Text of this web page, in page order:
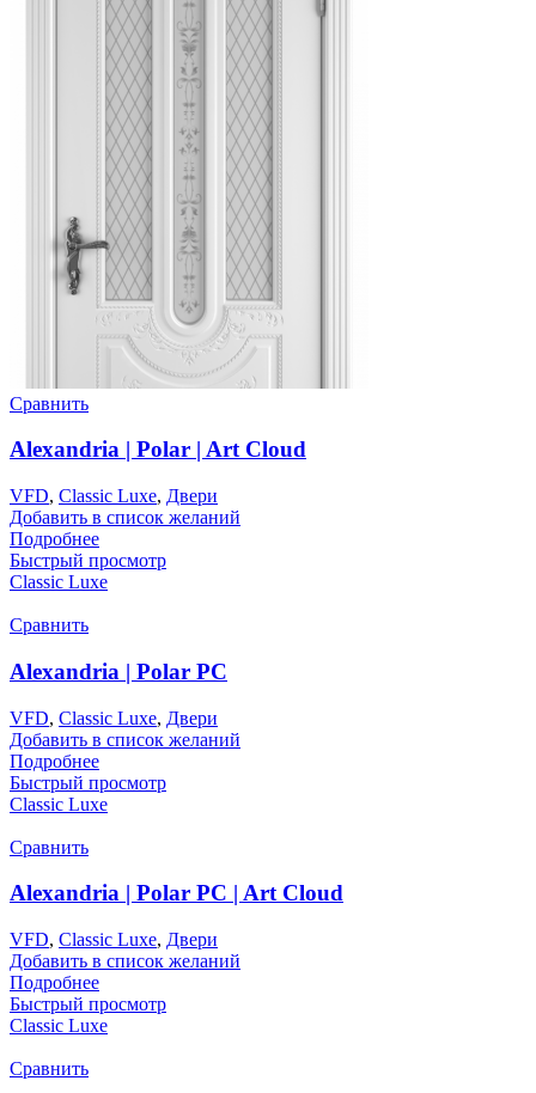
Сравнить
Alexandria | Polar | Art Cloud
VFD, Classic Luxe, Двери
Добавить в список желаний
Подробнее
Быстрый просмотр
Classic Luxe
Сравнить
Alexandria | Polar PC
VFD, Classic Luxe, Двери
Добавить в список желаний
Подробнее
Быстрый просмотр
Classic Luxe
Сравнить
Alexandria | Polar PC | Art Cloud
VFD, Classic Luxe, Двери
Добавить в список желаний
Подробнее
Быстрый просмотр
Classic Luxe
Сравнить